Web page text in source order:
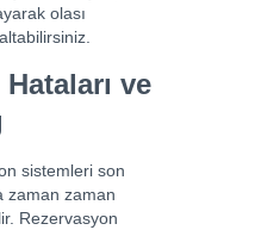
olası
ve
sistemleri son
zaman zaman
Rezervasyon